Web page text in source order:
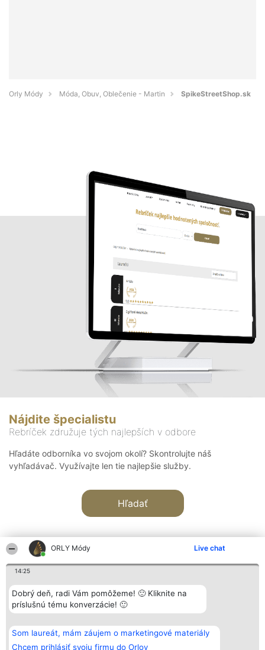
ORLY Módy Live chat
14:25
Dobrý deň, radi Vám pomôžeme! 🙂 Kliknite na
príslušnú tému konverzácie! 🙂
Som laureát, mám záujem o marketingové materiály
Chcem prihlásiť svoju firmu do Orlov
Orly Módy Móda, Obuv, Oblečenie - Martin SpikeStreetShop.sk
Nájdite špecialistu
Rebríček združuje tých najlepších v odbore
Hľadáte odborníka vo svojom okolí? Skontrolujte náš
vyhľadávač. Využívajte len tie najlepšie služby.
Hľadať
Organizátor hodnotenia
Bright Side Solutions sp. z o.
o. sp. k.
Wrocław 50-079
KRS 0000749100 | Regon
381313360 | NIP 8943132676
Hodnotenie
Laureáti
Lista
Laureatów
Podmienky
Obchodné
Kontakt
Kontakt